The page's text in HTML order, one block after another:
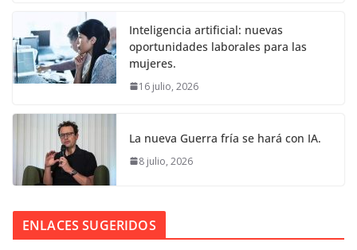
Inteligencia artificial: nuevas
oportunidades laborales para las
mujeres.
16 julio, 2026
La nueva Guerra fría se hará con IA.
8 julio, 2026
ENLACES SUGERIDOS